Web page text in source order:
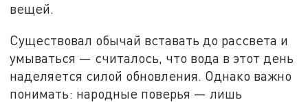
вещей.
Существовал обычай вставать до рассвета и
умываться — считалось, что вода в этот день
наделяется силой обновления. Однако важно
понимать: народные поверья — лишь